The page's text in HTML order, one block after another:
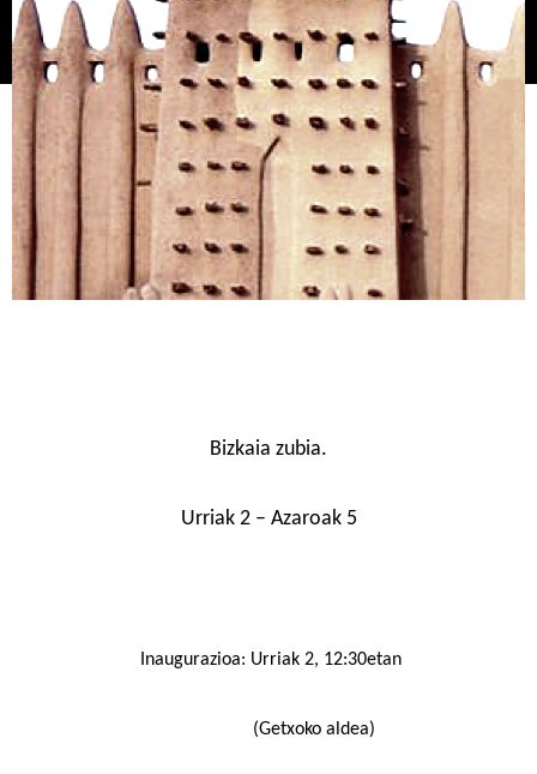
Bizkaia zubia.
Urriak 2 – Azaroak 5
Inaugurazioa: Urriak 2, 12:30etan
(Getxoko aldea)